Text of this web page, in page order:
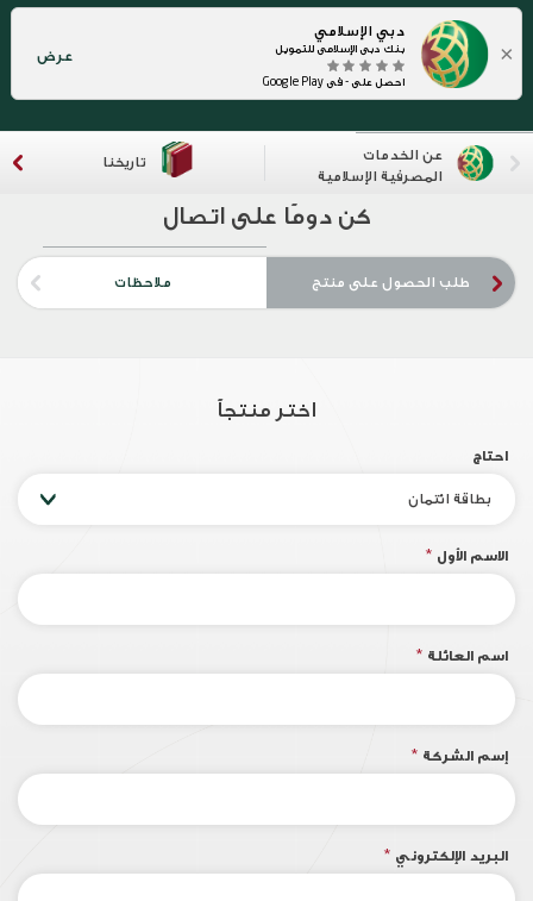
×
دبي الإسلامي
بنك دبي الإسلامي للتمويل
احصل على - في Google Play
عرض
عن الخدمات
المصرفية الإسلامية
تاريخنا
كن دومًا على اتصال
طلب الحصول على منتج ملاحظات
اختر منتجاً
احتاج
بطاقة ائتمان
الاسم الأول *
اسم العائلة *
إسم الشركة *
البريد الإلكتروني *